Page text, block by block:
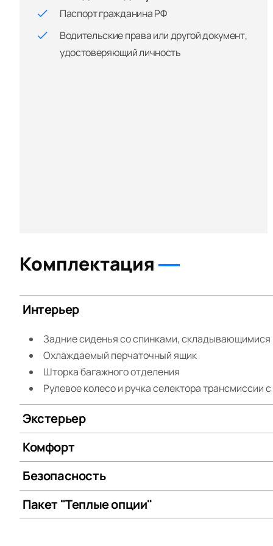
Паспорт гражданина РФ
Водительские права или другой документ,
удостоверяющий личность
Комплектация
Интерьер
Задние сиденья со спинками,
Охлаждаемый перчаточный ящик
Шторка багажного отделения
Рулевое колесо и ручка селектора трансмиссии
Экстерьер
Комфорт
Безопасность
Пакет "Теплые опции"